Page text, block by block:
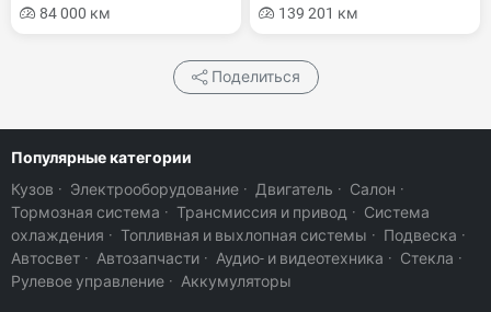
84 000 км
139 201 км
Поделиться
Популярные категории
Кузов · Электрооборудование · Двигатель · Салон ·
Тормозная система · Трансмиссия и привод · Система
охлаждения · Топливная и выхлопная системы · Подвеска ·
Автосвет · Автозапчасти · Аудио- и видеотехника · Стекла ·
Рулевое управление · Аккумуляторы